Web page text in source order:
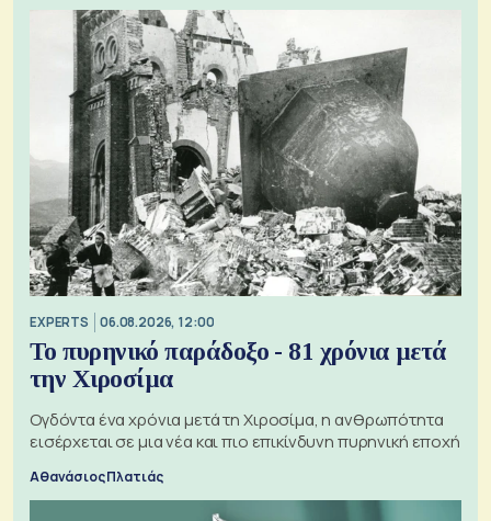
EXPERTS 06.08.2026, 12:00
Το πυρηνικό παράδοξο - 81 χρόνια μετά
την Χιροσίμα
Ογδόντα ένα χρόνια μετά τη Χιροσίμα, η ανθρωπότητα
εισέρχεται σε μια νέα και πιο επικίνδυνη πυρηνική εποχή
Αθανάσιος Πλατιάς